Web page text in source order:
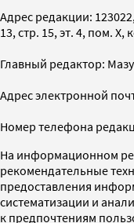
Адрес редакции:
13, стр. 15, эт. 4, пом. X,
Главный редактор:
Адрес электронной
Номер телефона
На информационном
рекомендательные
предоставления
систематизации и
к предпочтениям